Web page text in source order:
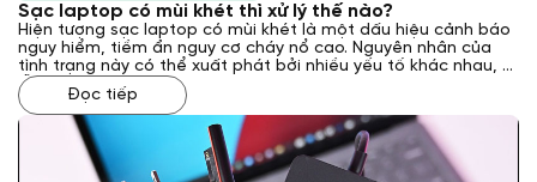
Sạc laptop có mùi khét thì xử lý thế nào?
Hiện tượng sạc laptop có mùi khét là một dấu hiệu cảnh báo
nguy hiểm, tiềm ẩn nguy cơ cháy nổ cao. Nguyên nhân của
tình trạng này có thể xuất phát bởi nhiều yếu tố khác nhau, từ
lỗi kỹ thuật bên trong sạc đến các vấn đề về nguồn điện hoặc
môi trường sử dụng. Vậy phải xử lý như thế nào khi gặp phải
tình trạng này? Laptop Khánh Trần sẽ giải đáp cho bạn qua
bài viết sau đây.
Đọc tiếp